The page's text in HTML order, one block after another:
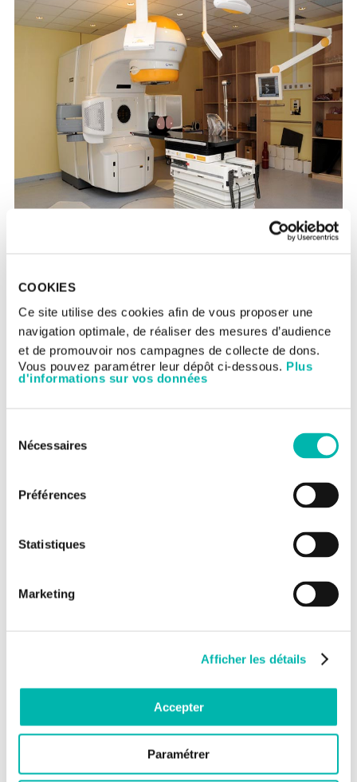
COOKIES
Ce site utilise des cookies afin de vous proposer une
navigation optimale, de réaliser des mesures d’audience
et de promouvoir nos campagnes de collecte de dons.
Vous pouvez paramétrer leur dépôt ci-dessous. Plus
d'informations sur vos données
Nécessaires
Préférences
Statistiques
Marketing
Afficher les détails
Accepter
Paramétrer
Tomothérapie